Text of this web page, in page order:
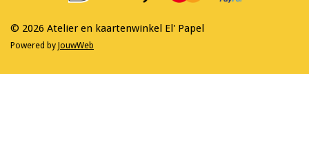
m
© 2026 Atelier en kaartenwinkel El' Papel
Powered by JouwWeb